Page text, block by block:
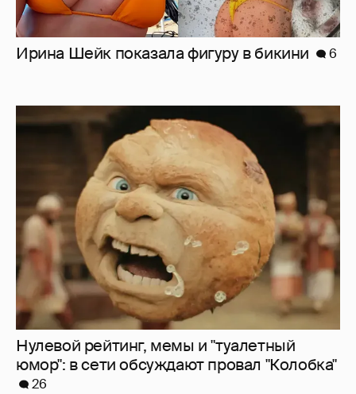
Ирина Шейк показала фигуру в бикини 6
Нулевой рейтинг, мемы и "туалетный
юмор": в сети обсуждают провал "Колобка"
26